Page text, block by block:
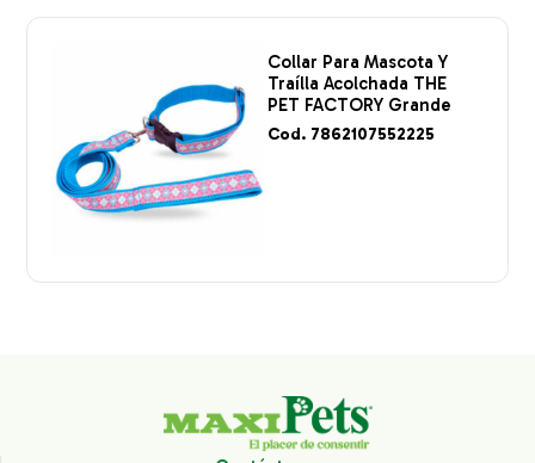
Collar Para Mascota Y
Traílla Acolchada THE
PET FACTORY Grande
Cod. 7862107552225